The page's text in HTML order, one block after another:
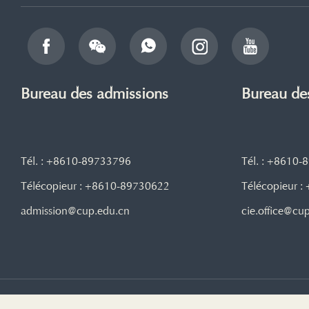
Bureau des admissions
Tél. : +8610-89733796
Télécopieur : +8610-89730622
admission@cup.edu.cn
Bureau
Tél. : +8610-
Télécopieur :